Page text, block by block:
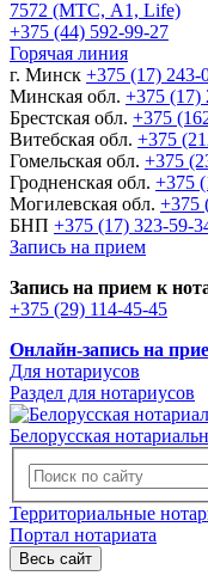
7572 (МТС, A1, Life)
+375 (44) 592-99-27
Горячая линия
г. Минск +375 (17) 243-
Минская обл. +375 (17)
Брестская обл. +375
Витебская обл. +375
Гомельская обл. +375
Гродненская обл. +375
Могилевская обл. +375
БНП +375 (17) 323-59-
Запись на прием
Запись на прием к
+375 (29) 114-45-45
Онлайн-запись на
Для нотариусов
Раздел для нотариусов
Белорусская
Территориальные
Портал нотариата
Весь сайт